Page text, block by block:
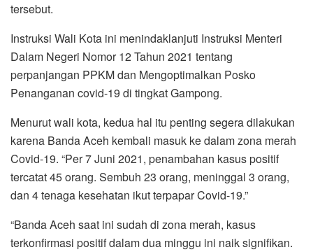
tersebut.
Instruksi Wali Kota ini menindaklanjuti Instruksi Menteri
Dalam Negeri Nomor 12 Tahun 2021 tentang
perpanjangan PPKM dan Mengoptimalkan Posko
Penanganan covid-19 di tingkat Gampong.
Menurut wali kota, kedua hal itu penting segera dilakukan
karena Banda Aceh kembali masuk ke dalam zona merah
Covid-19. “Per 7 Juni 2021, penambahan kasus positif
tercatat 45 orang. Sembuh 23 orang, meninggal 3 orang,
dan 4 tenaga kesehatan ikut terpapar Covid-19.”
“Banda Aceh saat ini sudah di zona merah, kasus
terkonfirmasi positif dalam dua minggu ini naik signifikan.